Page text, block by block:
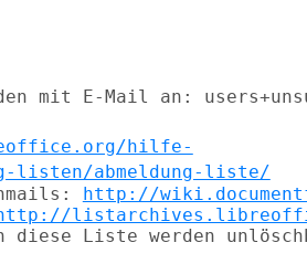
hilfe-
listen/abmeldung-liste/
http://
diese Liste werden